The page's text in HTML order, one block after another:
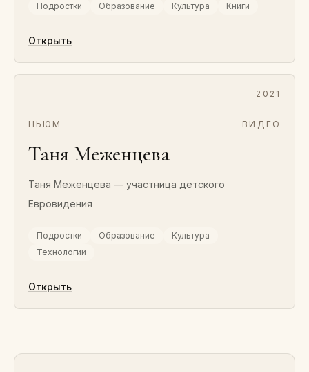
Подростки Образование Культура Книги
Открыть
2021
НЬЮМ ВИДЕО
Таня Меженцева
Таня Меженцева — участница детского
Евровидения
Подростки Образование
Культура
Технологии
Открыть